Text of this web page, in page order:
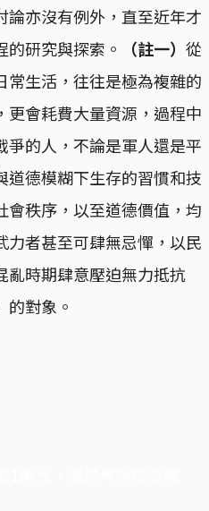
論亦沒有例外，直至近年才
研究與探索。
（註一） 從
常生活，往往是極為複雜的
更會耗費大量資源，過程中
爭的人，不論是軍人還是平
道德模糊下生存的習慣和技
秩序，以至道德價值，均
者甚至可肆無忌憚，以民
亂時期肆意壓迫無力抵抗
對象。